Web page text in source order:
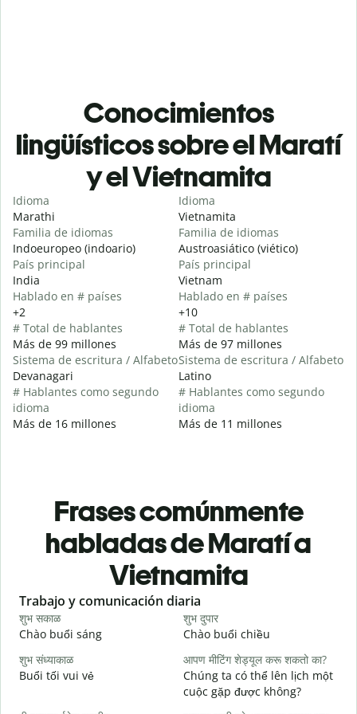
Conocimientos
lingüísticos sobre el Maratí
y el Vietnamita
Idioma
Marathi
Familia de idiomas
Indoeuropeo (indoario)
País principal
India
Hablado en # países
+2
# Total de hablantes
Más de 99 millones
Sistema de escritura / Alfabeto
Devanagari
# Hablantes como segundo
idioma
Más de 16 millones
Idioma
Vietnamita
Familia de idiomas
Austroasiático (viético)
País principal
Vietnam
Hablado en # países
+10
# Total de hablantes
Más de 97 millones
Sistema de escritura / Alfabeto
Latino
# Hablantes como segundo
idioma
Más de 11 millones
Frases comúnmente
habladas de Maratí a
Vietnamita
Slide 1 of 6
Trabajo y comunicación diaria
शुभ सकाळ
Chào buổi sáng
शुभ दुपार
Chào buổi chiều
शुभ संध्याकाळ
Buổi tối vui vẻ
आपण मीटिंग शेड्यूल करू शकतो का?
Chúng ta có thể lên lịch một
cuộc gặp được không?